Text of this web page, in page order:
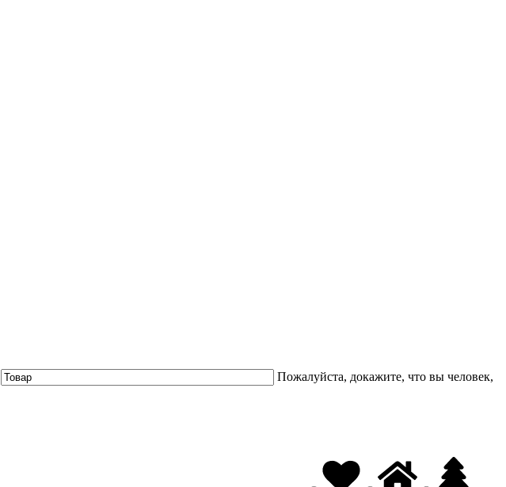
Пожалуйста, докажите, что вы человек,